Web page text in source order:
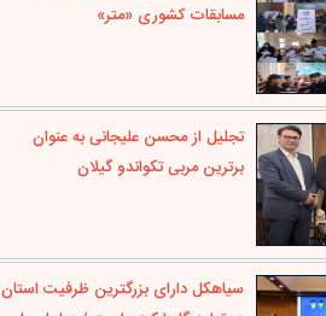
مسابقات کشوری «متر»
تجلیل از محسن علیجانی به عنوان
برترین مربی تکواندو گیلان
سیاهکل دارای بزرگترین ظرفیت استان